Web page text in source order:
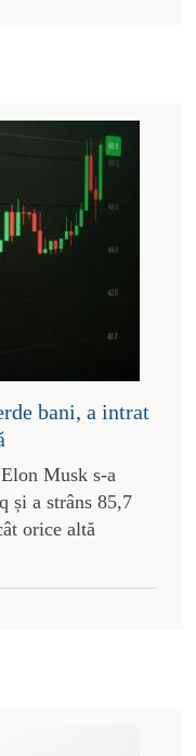
bani, a intrat
Musk s-a
și a strâns 85,7
orice altă